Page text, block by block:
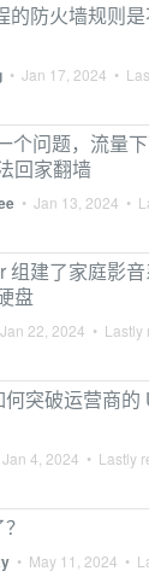
的防火墙规则
• Jan 17, 2024 •
个问题，流量
回家翻墙
• Jan 13, 2024 •
建了家庭影音
盘
Jan 22, 2024 • Lastly
突破运营商的
Jan 4, 2024 • Lastly
• May 11, 2024 •